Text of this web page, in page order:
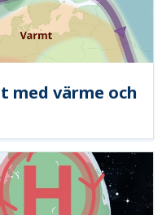
med värme och